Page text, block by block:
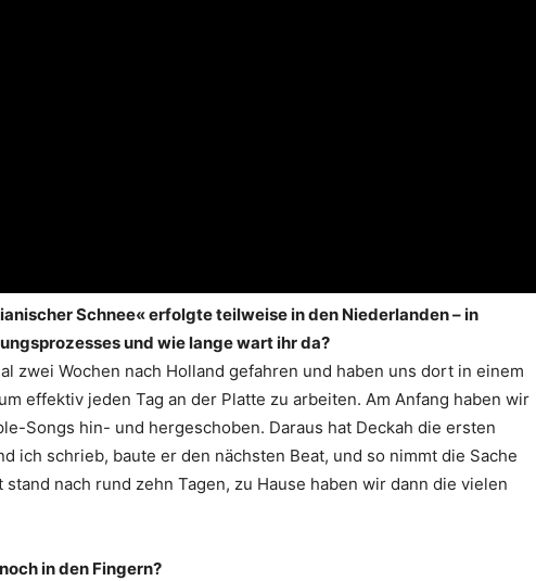
Schnee« erfolgte teilweise in den Niederlanden – in
und wie lange wart ihr da?
zwei Wochen nach Holland gefahren und haben uns dort in einem
effektiv jeden Tag an der Platte zu arbeiten. Am Anfang haben wir
Songs hin- und hergeschoben. Daraus hat Deckah die ersten
ich schrieb, baute er den nächsten Beat, und so nimmt die Sache
stand nach rund zehn Tagen, zu Hause haben wir dann die vielen
in den Fingern?